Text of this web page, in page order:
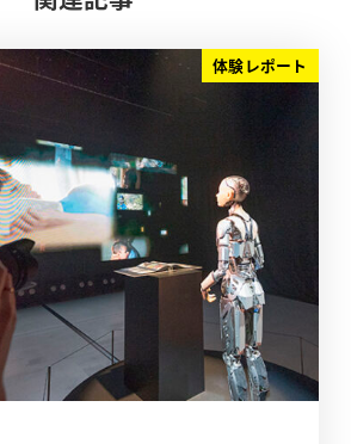
体験レポート